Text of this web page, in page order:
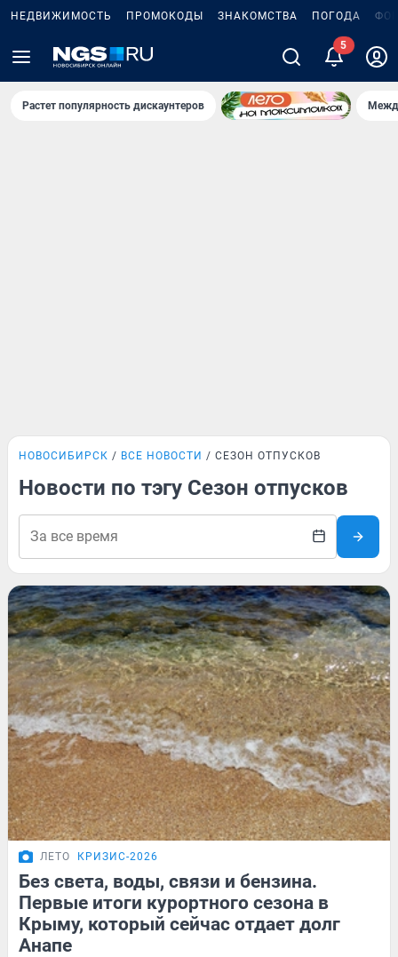
НЕДВИЖИМОСТЬ ПРОМОКОДЫ ЗНАКОМСТВА ПОГОДА
Растет популярность дискаунтеров
НОВОСИБИРСК ВСЕ НОВОСТИ СЕЗОН ОТПУСКОВ
Новости по тэгу Сезон отпусков
ЛЕТО КРИЗИС-2026
Без света, воды, связи и бензина.
Первые итоги курортного сезона в
Крыму, который сейчас отдает долг
Анапе